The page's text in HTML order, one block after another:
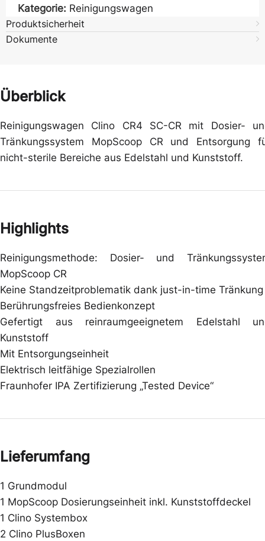
Kategorie: Reinigungswagen
Produktsicherheit
Dokumente
Überblick
Reinigungswagen Clino CR4 SC-CR mit Dosier-
Tränkungssystem MopScoop CR und Entsorgung
nicht-sterile Bereiche aus Edelstahl und Kunststoff.
Highlights
Reinigungsmethode: Dosier- und
MopScoop CR
Keine Standzeitproblematik dank just-in-time Tränkung
Berührungsfreies Bedienkonzept
Gefertigt aus reinraumgeeignetem Edelstahl
Kunststoff
Mit Entsorgungseinheit
Elektrisch leitfähige Spezialrollen
Fraunhofer IPA Zertifizierung „Tested Device“
Lieferumfang
1 Grundmodul
1 MopScoop Dosierungseinheit inkl. Kunststoffdeckel
1 Clino Systembox
2 Clino PlusBoxen